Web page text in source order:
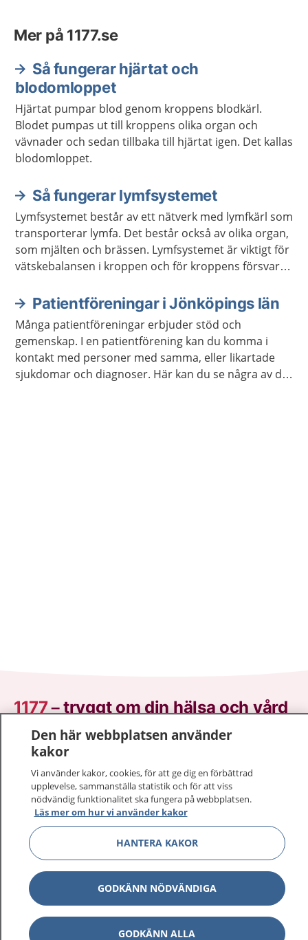
Mer på 1177.se
Så fungerar hjärtat och
blodomloppet
Hjärtat pumpar blod genom kroppens blodkärl.
Blodet pumpas ut till kroppens olika organ och
vävnader och sedan tillbaka till hjärtat igen. Det kallas
blodomloppet.
Så fungerar lymfsystemet
Lymfsystemet består av ett nätverk med lymfkärl som
transporterar lymfa. Det består också av olika organ,
som mjälten och brässen. Lymfsystemet är viktigt för
vätskebalansen i kroppen och för kroppens försvar
Patientföreningar i Jönköpings län
Många patientföreningar erbjuder stöd och
gemenskap. I en patientförening kan du komma i
kontakt med personer med samma, eller likartade
sjukdomar och diagnoser. Här kan du se några av de
1177–tryggt om din hälsa och vård
På 1177.se får du råd om hälsa och information om
sjukdomar och vilka mottagningar du kan kontakta.
Logga in för att läsa din journal och göra dina
vårdärenden. Ring telefonnummer 1177 för
sjukvårdsrådgivning dygnet runt.
1177 ger dig råd när du vill må bättre.
1177 på flera språk Visa
Den här webbplatsen använder
kakor
Vi använder kakor, cookies, för att ge dig en förbättrad
upplevelse, sammanställa statistik och för att viss
nödvändig funktionalitet ska fungera på webbplatsen.
Läs mer om hur vi använder kakor
HANTERA KAKOR
GODKÄNN NÖDVÄNDIGA
GODKÄNN ALLA